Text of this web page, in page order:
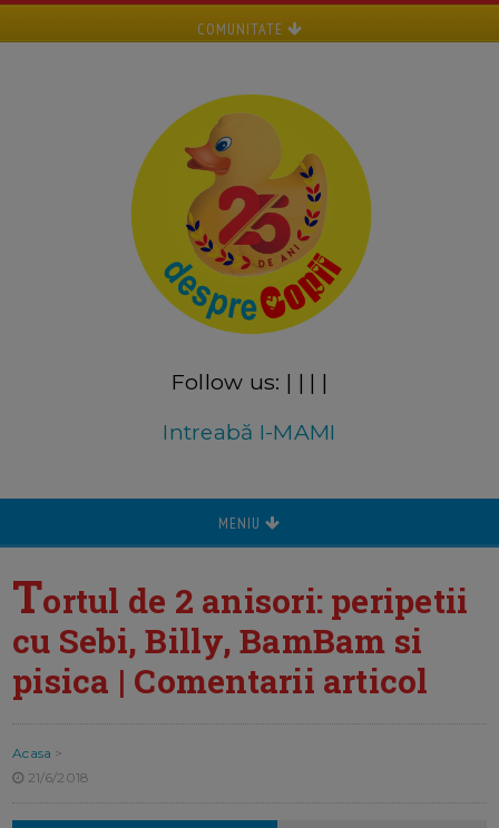
COMUNITATE
Follow us: | | | |
Intreabă I-MAMI
MENIU
Tortul de 2 anisori: peripetii
cu Sebi, Billy, BamBam si
pisica | Comentarii articol
Acasa >
21/6/2018